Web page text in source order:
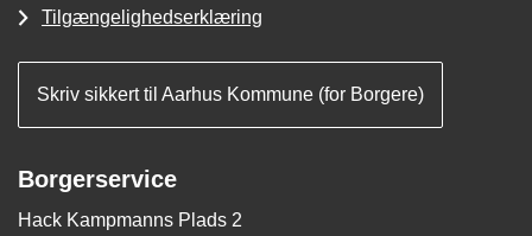
Tilgængelighedserklæring
Skriv sikkert til Aarhus Kommune (for Borgere)
Borgerservice
Hack Kampmanns Plads 2